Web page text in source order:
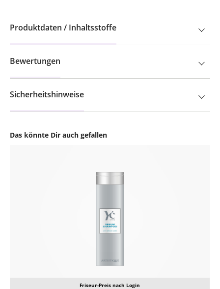
Das könnte Dir auch gefallen
Friseur-Preis nach Login
Produktdaten / Inhaltsstoffe
Bewertungen
Sicherheitshinweise